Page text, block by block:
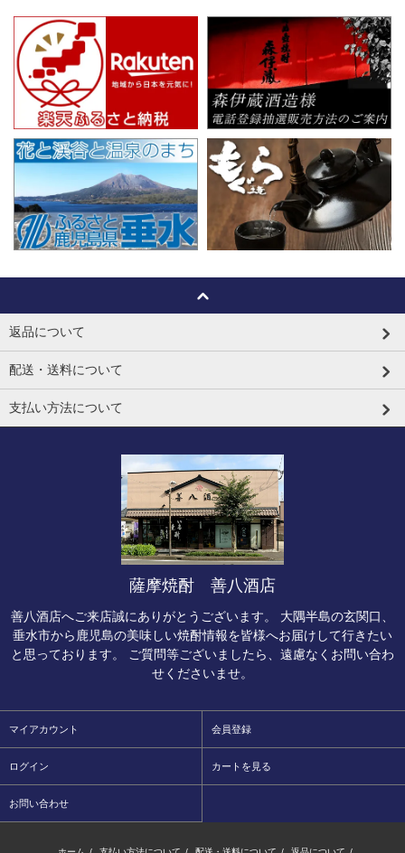
返品について
配送・送料について
支払い方法について
薩摩焼酎 善八酒店
善八酒店へご来店誠にありがとうございます。 大隅半島の玄関口、
垂水市から鹿児島の美味しい焼酎情報を皆様へお届けして行きたい
と思っております。 ご質問等ございましたら、遠慮なくお問い合わ
せくださいませ。
マイアカウント 会員登録
ログイン カートを見る
お問い合わせ